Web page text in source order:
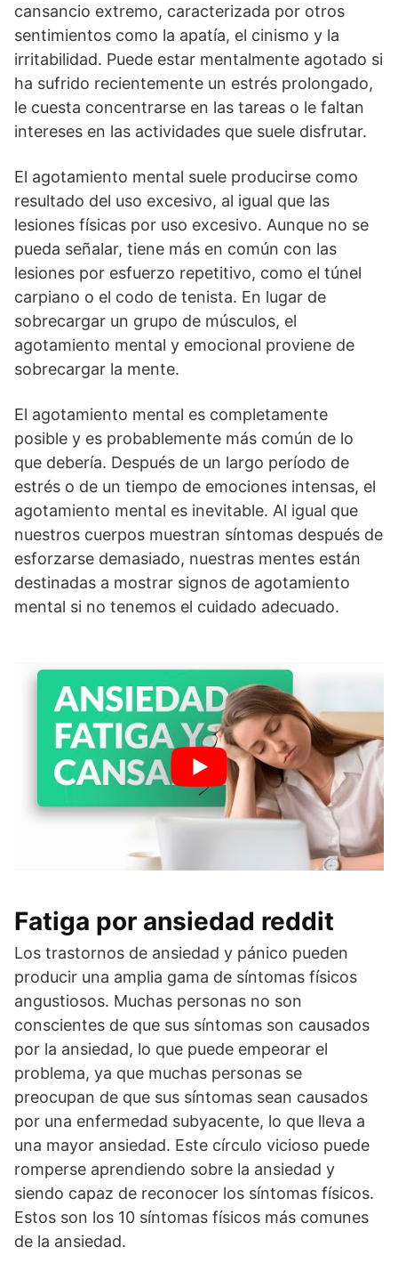
cansancio extremo, caracterizada por otros
sentimientos como la apatía, el cinismo y la
irritabilidad. Puede estar mentalmente agotado si
ha sufrido recientemente un estrés prolongado,
le cuesta concentrarse en las tareas o le faltan
intereses en las actividades que suele disfrutar.
El agotamiento mental suele producirse como
resultado del uso excesivo, al igual que las
lesiones físicas por uso excesivo. Aunque no se
pueda señalar, tiene más en común con las
lesiones por esfuerzo repetitivo, como el túnel
carpiano o el codo de tenista. En lugar de
sobrecargar un grupo de músculos, el
agotamiento mental y emocional proviene de
sobrecargar la mente.
El agotamiento mental es completamente
posible y es probablemente más común de lo
que debería. Después de un largo período de
estrés o de un tiempo de emociones intensas, el
agotamiento mental es inevitable. Al igual que
nuestros cuerpos muestran síntomas después de
esforzarse demasiado, nuestras mentes están
destinadas a mostrar signos de agotamiento
mental si no tenemos el cuidado adecuado.
Fatiga por ansiedad reddit
Los trastornos de ansiedad y pánico pueden
producir una amplia gama de síntomas físicos
angustiosos. Muchas personas no son
conscientes de que sus síntomas son causados
por la ansiedad, lo que puede empeorar el
problema, ya que muchas personas se
preocupan de que sus síntomas sean causados
por una enfermedad subyacente, lo que lleva a
una mayor ansiedad. Este círculo vicioso puede
romperse aprendiendo sobre la ansiedad y
siendo capaz de reconocer los síntomas físicos.
Estos son los 10 síntomas físicos más comunes
de la ansiedad.